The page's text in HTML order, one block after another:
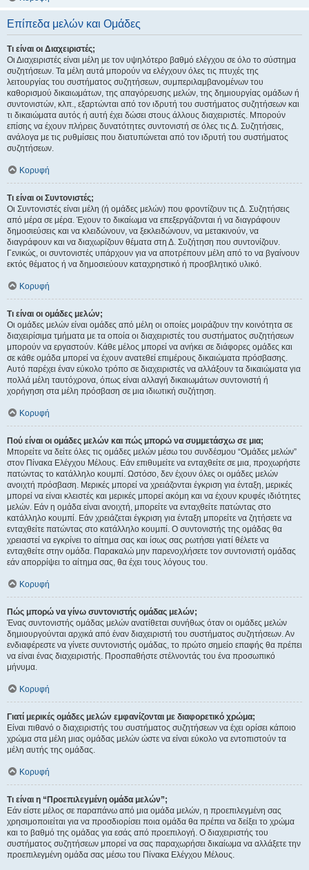
Επίπεδα μελών και Ομάδες
Τι είναι οι Διαχειριστές;
Οι Διαχειριστές είναι μέλη με τον υψηλότερο βαθμό ελέγχου σε όλο το σύστημα
συζητήσεων. Τα μέλη αυτά μπορούν να ελέγχουν όλες τις πτυχές της
λειτουργίας του συστήματος συζητήσεων, συμπεριλαμβανομένων του
καθορισμού δικαιωμάτων, της απαγόρευσης μελών, της δημιουργίας ομάδων ή
συντονιστών, κλπ., εξαρτώνται από τον ιδρυτή του συστήματος συζητήσεων και
τι δικαιώματα αυτός ή αυτή έχει δώσει στους άλλους διαχειριστές. Μπορούν
επίσης να έχουν πλήρεις δυνατότητες συντονιστή σε όλες τις Δ. Συζητήσεις,
ανάλογα με τις ρυθμίσεις που διατυπώνεται από τον ιδρυτή του συστήματος
συζητήσεων.
Κορυφή
Τι είναι οι Συντονιστές;
Οι Συντονιστές είναι μέλη (ή ομάδες μελών) που φροντίζουν τις Δ. Συζητήσεις
από μέρα σε μέρα. Έχουν το δικαίωμα να επεξεργάζονται ή να διαγράφουν
δημοσιεύσεις και να κλειδώνουν, να ξεκλειδώνουν, να μετακινούν, να
διαγράφουν και να διαχωρίζουν θέματα στη Δ. Συζήτηση που συντονίζουν.
Γενικώς, οι συντονιστές υπάρχουν για να αποτρέπουν μέλη από το να βγαίνουν
εκτός θέματος ή να δημοσιεύουν καταχρηστικό ή προσβλητικό υλικό.
Κορυφή
Τι είναι οι ομάδες μελών;
Οι ομάδες μελών είναι ομάδες από μέλη οι οποίες μοιράζουν την κοινότητα σε
διαχειρίσιμα τμήματα με τα οποία οι διαχειριστές του συστήματος συζητήσεων
μπορούν να εργαστούν. Κάθε μέλος μπορεί να ανήκει σε διάφορες ομάδες και
σε κάθε ομάδα μπορεί να έχουν ανατεθεί επιμέρους δικαιώματα πρόσβασης.
Αυτό παρέχει έναν εύκολο τρόπο σε διαχειριστές να αλλάξουν τα δικαιώματα για
πολλά μέλη ταυτόχρονα, όπως είναι αλλαγή δικαιωμάτων συντονιστή ή
χορήγηση στα μέλη πρόσβαση σε μια ιδιωτική συζήτηση.
Κορυφή
Πού είναι οι ομάδες μελών και πώς μπορώ να συμμετάσχω σε μια;
Μπορείτε να δείτε όλες τις ομάδες μελών μέσω του συνδέσμου “Ομάδες μελών”
στον Πίνακα Ελέγχου Μέλους. Εάν επιθυμείτε να ενταχθείτε σε μια, προχωρήστε
πατώντας το κατάλληλο κουμπί. Ωστόσο, δεν έχουν όλες οι ομάδες μελών
ανοιχτή πρόσβαση. Μερικές μπορεί να χρειάζονται έγκριση για ένταξη, μερικές
μπορεί να είναι κλειστές και μερικές μπορεί ακόμη και να έχουν κρυφές ιδιότητες
μελών. Εάν η ομάδα είναι ανοιχτή, μπορείτε να ενταχθείτε πατώντας στο
κατάλληλο κουμπί. Εάν χρειάζεται έγκριση για ένταξη μπορείτε να ζητήσετε να
ενταχθείτε πατώντας στο κατάλληλο κουμπί. Ο συντονιστής της ομάδας θα
χρειαστεί να εγκρίνει το αίτημα σας και ίσως σας ρωτήσει γιατί θέλετε να
ενταχθείτε στην ομάδα. Παρακαλώ μην παρενοχλήσετε τον συντονιστή ομάδας
εάν απορρίψει το αίτημα σας, θα έχει τους λόγους του.
Κορυφή
Πώς μπορώ να γίνω συντονιστής ομάδας μελών;
Ένας συντονιστής ομάδας μελών ανατίθεται συνήθως όταν οι ομάδες μελών
δημιουργούνται αρχικά από έναν διαχειριστή του συστήματος συζητήσεων. Αν
ενδιαφέρεστε να γίνετε συντονιστής ομάδας, το πρώτο σημείο επαφής θα πρέπει
να είναι ένας διαχειριστής. Προσπαθήστε στέλνοντάς του ένα προσωπικό
μήνυμα.
Κορυφή
Γιατί μερικές ομάδες μελών εμφανίζονται με διαφορετικό χρώμα;
Είναι πιθανό ο διαχειριστής του συστήματος συζητήσεων να έχει ορίσει κάποιο
χρώμα στα μέλη μιας ομάδας μελών ώστε να είναι εύκολο να εντοπιστούν τα
μέλη αυτής της ομάδας.
Κορυφή
Τι είναι η “Προεπιλεγμένη ομάδα μελών”;
Εάν είστε μέλος σε παραπάνω από μια ομάδα μελών, η προεπιλεγμένη σας
χρησιμοποιείται για να προσδιορίσει ποια ομάδα θα πρέπει να δείξει το χρώμα
και το βαθμό της ομάδας για εσάς από προεπιλογή. Ο διαχειριστής του
συστήματος συζητήσεων μπορεί να σας παραχωρήσει δικαίωμα να αλλάξετε την
προεπιλεγμένη ομάδα σας μέσω του Πίνακα Ελέγχου Μέλους.